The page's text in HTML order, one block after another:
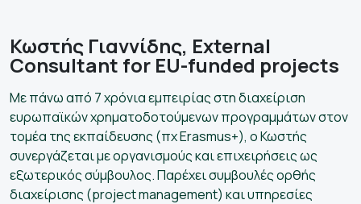
Κωστής Γιαννίδης, External
Consultant for EU-funded projects
Με πάνω από 7 χρόνια εμπειρίας στη διαχείριση
ευρωπαϊκών χρηματοδοτούμενων προγραμμάτων στον
τομέα της εκπαίδευσης (πχ Erasmus+), ο Κωστής
συνεργάζεται με οργανισμούς και επιχειρήσεις ως
εξωτερικός σύμβουλος. Παρέχει συμβουλές ορθής
διαχείρισης (project management) και υπηρεσίες